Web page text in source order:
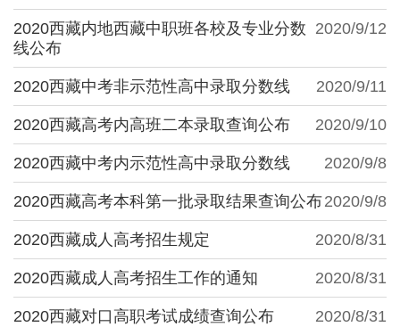
2020/9/12
2020西藏内地西藏中职班各校及专业分数
线公布
2020/9/11
2020西藏中考非示范性高中录取分数线
2020/9/10
2020西藏高考内高班二本录取查询公布
2020/9/8
2020西藏中考内示范性高中录取分数线
2020/9/8
2020西藏高考本科第一批录取结果查询公布
2020/8/31
2020西藏成人高考招生规定
2020/8/31
2020西藏成人高考招生工作的通知
2020/8/31
2020西藏对口高职考试成绩查询公布